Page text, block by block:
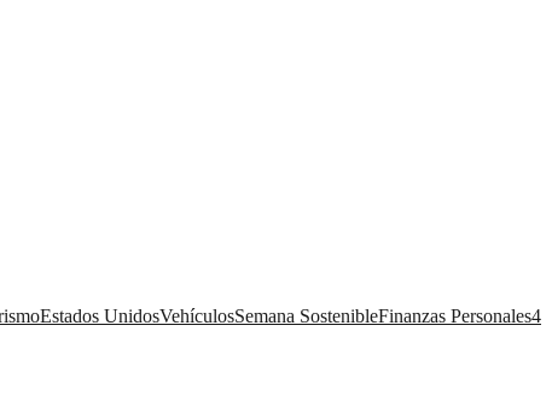
Estados UnidosVehículosSemana SostenibleFinanzas Personales4